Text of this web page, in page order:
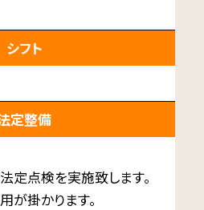
シフト
定整備
定点検を実施致します。
が掛かります。